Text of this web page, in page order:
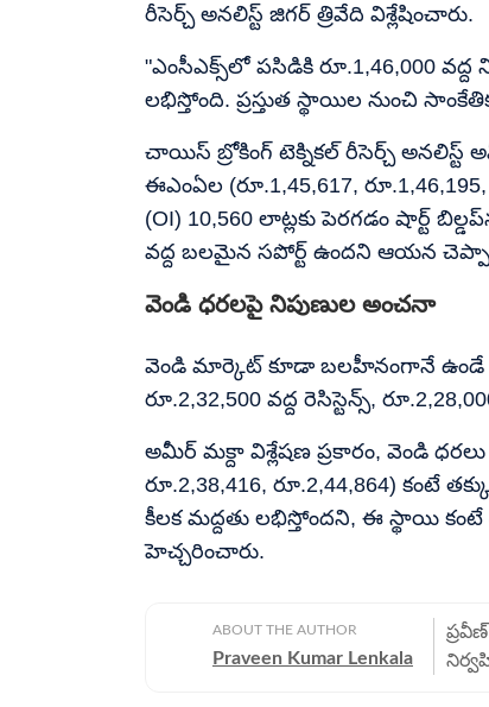
రీసెర్చ్ అనలిస్ట్ జిగర్ త్రివేది విశ్లేషించారు.
"ఎంసీఎక్స్‌లో పసిడికి రూ.1,46,000 వద్ద
లభిస్తోంది. ప్రస్తుత స్థాయిల నుంచి
చాయిస్ బ్రోకింగ్ టెక్నికల్ రీసెర్చ్ అనలిస్ట్
ఈఎంఏల (రూ.1,45,617,
(OI) 10,560 లాట్లకు పెరగడం షార్ట్
వద్ద బలమైన సపోర్ట్ ఉందని ఆయన
వెండి ధరలపై నిపుణుల అంచనా
వెండి మార్కెట్ కూడా బలహీనంగానే ఉండే
రూ.2,32,500 వద్ద రెసిస్టెన్స్,
అమీర్ మక్దా విశ్లేషణ ప్రకారం, వెండి
రూ.2,38,416, రూ.2,44,864) కంటే
కీలక మద్దతు లభిస్తోందని, ఈ స్థాయి
హెచ్చరించారు.
ABOUT THE AUTHOR
Praveen Kumar Lenkala